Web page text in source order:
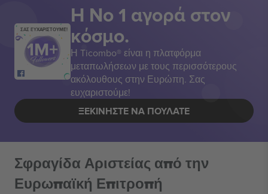
ΣΑΣ ΕΥΧΑΡΙΣΤΟΥΜΕ!
Η Νο 1 αγορά στον
κόσμο.
Η Ticombo® είναι η πλατφόρμα
μεταπωλήσεων με τους περισσότερους
ακόλουθους στην Ευρώπη. Σας
ευχαριστούμε!
ΞΕΚΙΝΉΣΤΕ ΝΑ ΠΟΥΛΆΤΕ
Σφραγίδα Αριστείας από την
Ευρωπαϊκή Επιτροπή